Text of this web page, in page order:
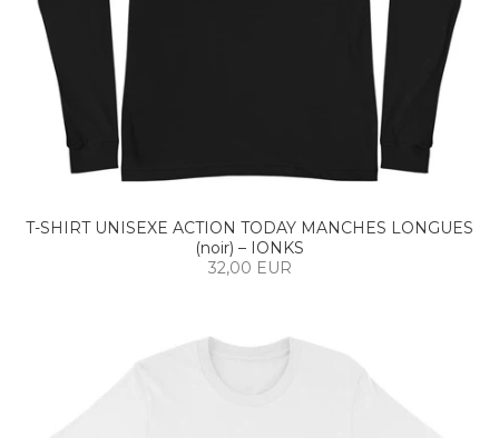
T-SHIRT UNISEXE ACTION TODAY MANCHES LONGUES
(noir) – IONKS
32,00 EUR